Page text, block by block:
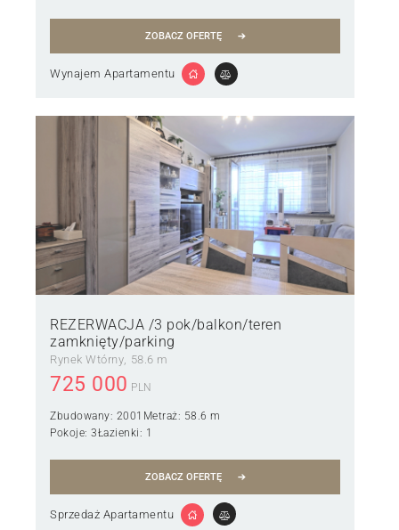
ZOBACZ OFERTĘ
Wynajem Apartamentu
REZERWACJA /3 pok/balkon/teren
zamknięty/parking
Rynek Wtórny 58.6 m
725 000 PLN
Zbudowany: 2001 Metraż: 58.6 m
Pokoje: 3Łazienki: 1
ZOBACZ OFERTĘ
Sprzedaż Apartamentu